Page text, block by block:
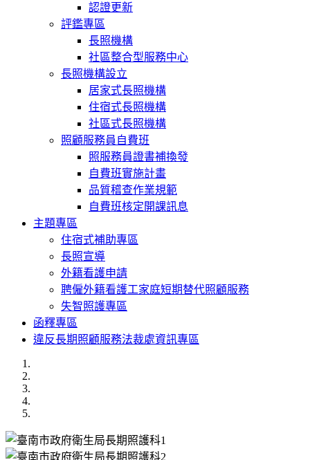
認證更新
評鑑專區
長照機構
社區整合型服務中心
長照機構設立
居家式長照機構
住宿式長照機構
社區式長照機構
照顧服務員自費班
照服務員證書補換發
自費班實施計畫
品質稽查作業規範
自費班核定開課訊息
主題專區
住宿式補助專區
長照宣導
外籍看護申請
聘僱外籍看護工家庭短期替代照顧服務
失智照護專區
函釋專區
違反長期照顧服務法裁處資訊專區